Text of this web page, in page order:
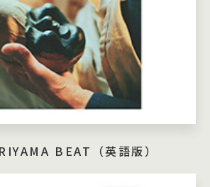
BEAT（英語版）